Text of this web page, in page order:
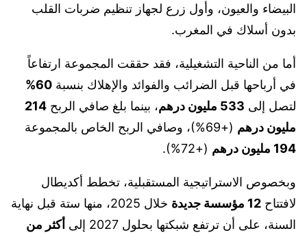
البيضاء والعيون، وأول زرع لجهاز تنظيم ضربات القلب
بدون أسلاك في المغرب.
أما من الناحية التشغيلية، فقد حققت المجموعة ارتفاعاً
في أرباحها قبل الضرائب والفوائد والإهلاك بنسبة 60%
لتصل إلى 533 مليون درهم ، بينما بلغ صافي الربح 214
مليون درهم (+69%)، وصافي الربح الخاص بالمجموعة
194 مليون درهم
(+72%).
وبخصوص الاستراتيجية المستقبلية، تخطط أكديطال
لافتتاح 12 مؤسسة جديدة
خلال 2025، منها ستة قبل نهاية
السنة، على أن ترتفع شبكتها بحلول 2027 إلى
أكثر من